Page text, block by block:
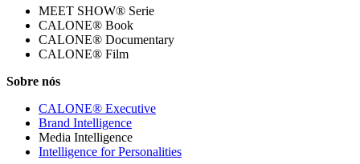
MEET SHOW® Serie
CALONE® Book
CALONE® Documentary
CALONE® Film
Sobre nós
CALONE® Executive
Brand Intelligence
Media Intelligence
Intelligence for Personalities